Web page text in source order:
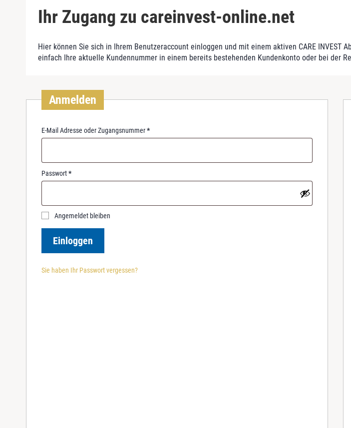
Ihr Zugang zu careinvest-online.net
Hier können Sie sich in Ihrem Benutzeraccount einloggen und mit einem aktiven CARE
einfach Ihre aktuelle Kundennummer in einem bereits bestehenden Kundenkonto oder bei der
Anmelden
E-Mail Adresse oder Zugangsnummer*R
e
u
r
Passwort*R
e
u
i
d
Angemeldet bleiben
Einloggen
Sie haben Ihr Passwort vergessen?